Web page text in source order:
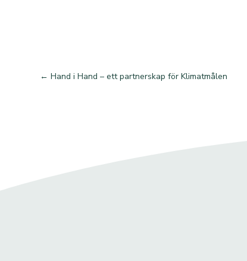
←Hand i Hand – ett partnerskap för Klimatmålen